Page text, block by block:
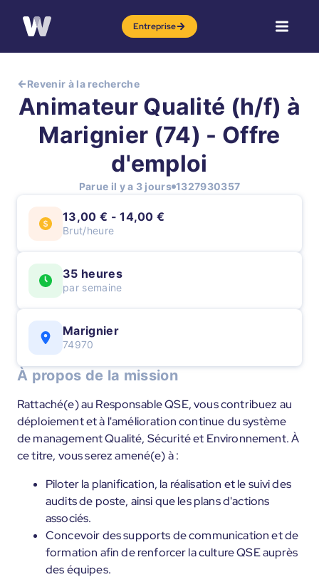
Entreprise
Revenir à la recherche
Animateur Qualité (h/f) à
Marignier (74) - Offre
d'emploi
Parue il y a 3 jours 1327930357
13,00 € - 14,00 €
Brut/heure
35 heures
par semaine
Marignier
74970
À propos de la mission
Rattaché(e) au Responsable QSE, vous contribuez au
déploiement et à l'amélioration continue du système
de management Qualité, Sécurité et Environnement. À
ce titre, vous serez amené(e) à :
Piloter la planification, la réalisation et le suivi des
audits de poste, ainsi que les plans d'actions
associés.
Concevoir des supports de communication et de
formation afin de renforcer la culture QSE auprès
des équipes.